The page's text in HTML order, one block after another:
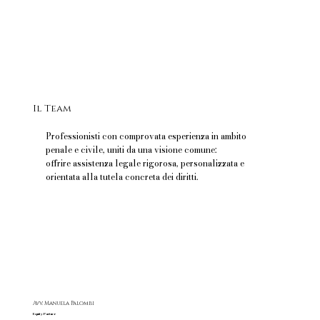
Il Team
Professionisti con comprovata esperienza in ambito
penale e civile, uniti da una visione comune:
offrire assistenza legale rigorosa, personalizzata e
orientata alla tutela concreta dei diritti.
Avv. Manuela Palombi
Equity Partner